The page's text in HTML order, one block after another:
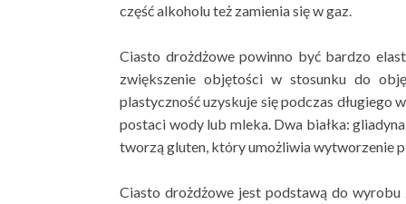
część alkoholu też zamienia się w gaz.
Ciasto drożdżowe powinno być bardzo
zwiększenie objętości w stosunku do
plastyczność uzyskuje się podczas długiego
postaci wody lub mleka. Dwa białka:
tworzą gluten, który umożliwia wytworzenie
Ciasto drożdżowe jest podstawą do